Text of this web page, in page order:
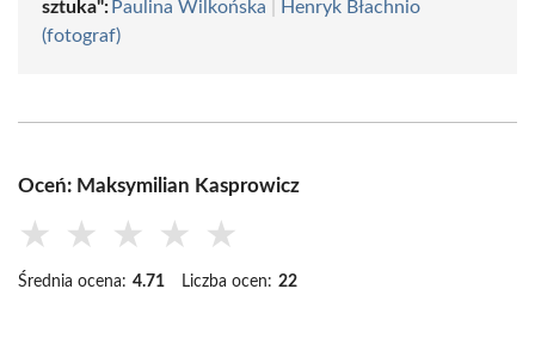
sztuka": Paulina Wilkońska
Henryk Błachnio
(fotograf)
Oceń: Maksymilian Kasprowicz
★ ★ ★ ★ ★
Średnia ocena: 4.71 Liczba ocen: 22